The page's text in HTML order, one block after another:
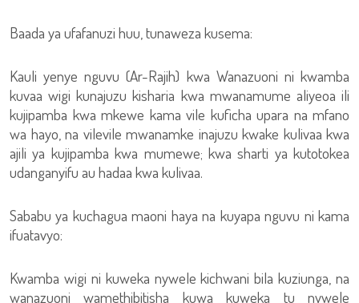
Baada ya ufafanuzi huu, tunaweza kusema:
Kauli yenye nguvu (Ar-Rajih) kwa Wanazuoni ni kwamba
kuvaa wigi kunajuzu kisharia kwa mwanamume aliyeoa ili
kujipamba kwa mkewe kama vile kuficha upara na mfano
wa hayo, na vilevile mwanamke inajuzu kwake kulivaa kwa
ajili ya kujipamba kwa mumewe; kwa sharti ya kutotokea
udanganyifu au hadaa kwa kulivaa.
Sababu ya kuchagua maoni haya na kuyapa nguvu ni kama
ifuatavyo:
Kwamba wigi ni kuweka nywele kichwani bila kuziunga, na
wanazuoni wamethibitisha kuwa kuweka tu nywele